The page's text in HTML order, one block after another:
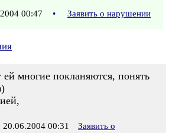
00:47 • Заявить о нарушении
многие покланяются, понять
20.06.2004 00:31
Заявить о